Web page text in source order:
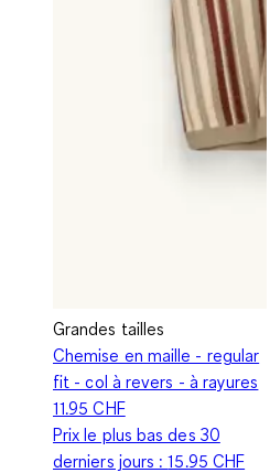
Grandes tailles
Chemise en maille - regular
fit - col à revers - à rayures
11.95 CHF
Prix le plus bas des 30
derniers jours :15.95 CHF